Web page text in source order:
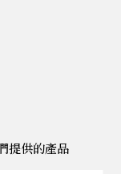
提供的產品